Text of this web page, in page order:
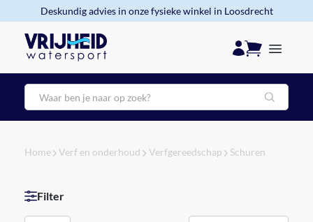
Deskundig advies in onze fysieke winkel in Loosdrecht
Zoeken
Home Verf en onderhoud Verfgereedschap Schuren
Filter